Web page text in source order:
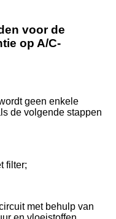
voor de
op A/C-
geen enkele
de volgende stappen
filter;
met behulp van